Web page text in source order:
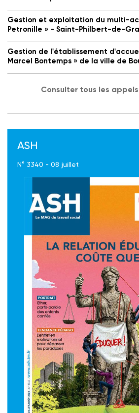
Gestion et exploitation du multi-
Petronille » - Saint-Philbert-de-
Gestion de l'établissement
Marcel Bontemps » de la ville de
Consulter tous les
ASH
N° 3340 - 08 juillet